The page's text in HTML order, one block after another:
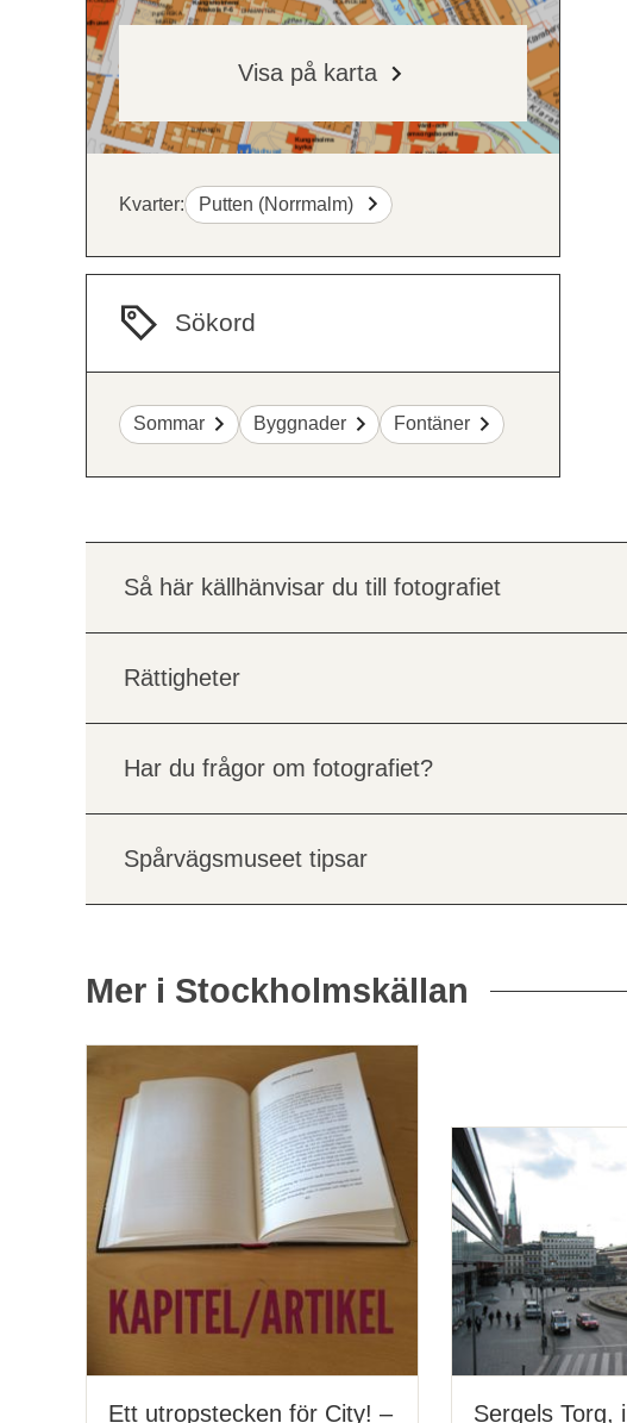
Visa på karta
Kvarter: Putten (Norrmalm)
Sökord
Sommar Byggnader Fontäner
Så här källhänvisar du till fotografiet
Rättigheter
Har du frågor om fotografiet?
Spårvägsmuseet tipsar
Mer i Stockholmskällan
Relaterade
poster
och
teman
Ett utropstecken för City! –
Sergels Torg,